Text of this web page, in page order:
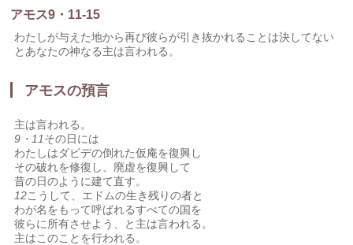
アモス9・11-15
わたしが与えた地から再び彼らが引き抜かれることは決してない
とあなたの神なる主は言われる。
アモスの預言
主は言われる。
9・11その日には
わたしはダビデの倒れた仮庵を復興し
その破れを修復し、廃虚を復興して
昔の日のように建て直す。
12こうして、エドムの生き残りの者と
わが名をもって呼ばれるすべての国を
彼らに所有させよう、と主は言われる。
主はこのことを行われる。